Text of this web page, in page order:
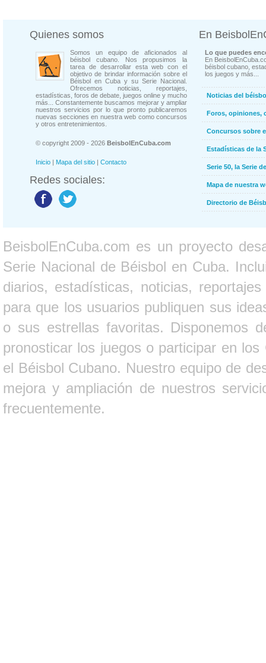
Quienes somos
Somos un equipo de aficionados al
béisbol cubano. Nos propusimos la
tarea de desarrollar esta web con el
objetivo de brindar información sobre el
Béisbol en Cuba y su Serie Nacional.
Ofrecemos noticias, reportajes,
estadísticas, foros de debate, juegos online y mucho
más... Constantemente buscamos mejorar y ampliar
nuestros servicios por lo que pronto publicaremos
nuevas secciones en nuestra web como concursos
y otros entretenimientos.
© copyright 2009 - 2026 BeisbolEnCuba.com
Inicio | Mapa del sitio | Contacto
Redes sociales:
En
Lo que puedes
En
béisbol cubano,
los juegos y más...
Noticias del
Foros, opiniones,
Concursos sobre
Estadísticas de la
Serie 50, la Serie
Mapa de nuestra
Directorio de
BeisbolEnCuba.com es un proyecto
Serie Nacional de Béisbol en Cuba.
diarios, estadísticas, noticias,
para que los usuarios publiquen sus
o sus estrellas favoritas. Disponemos
pronosticar los juegos o participar en
el Béisbol Cubano. Nuestro equipo de
mejora y ampliación de nuestros
frecuentemente.